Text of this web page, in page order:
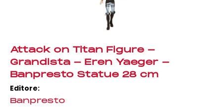
Attack on Titan Figure -
Grandista - Eren Yaeger -
Banpresto Statue 28 cm
Editore:
Banpresto